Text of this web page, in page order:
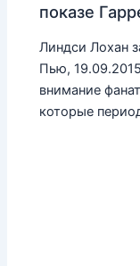
показе
Линдси Лохан
Пью,
внимание
которые